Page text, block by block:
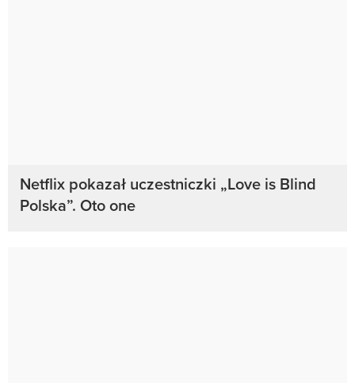
Netflix pokazał uczestniczki „Love is Blind
Polska”. Oto one